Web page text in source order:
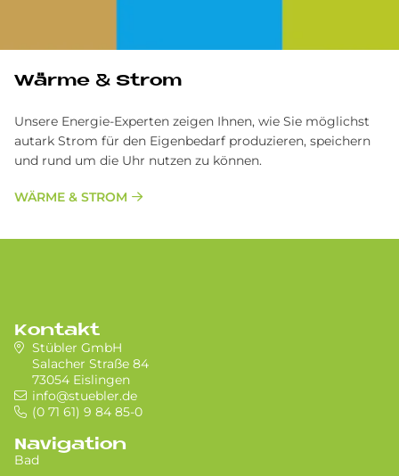
Wärme & Strom
Unsere Energie-Experten zeigen Ihnen, wie Sie möglichst
autark Strom für den Eigenbedarf produzieren, speichern
und rund um die Uhr nutzen zu können.
WÄRME & STROM
Kontakt
Stübler GmbH
Salacher Straße 84
73054 Eislingen
info@stuebler.de
(0 71 61) 9 84 85-0
Navigation
Bad